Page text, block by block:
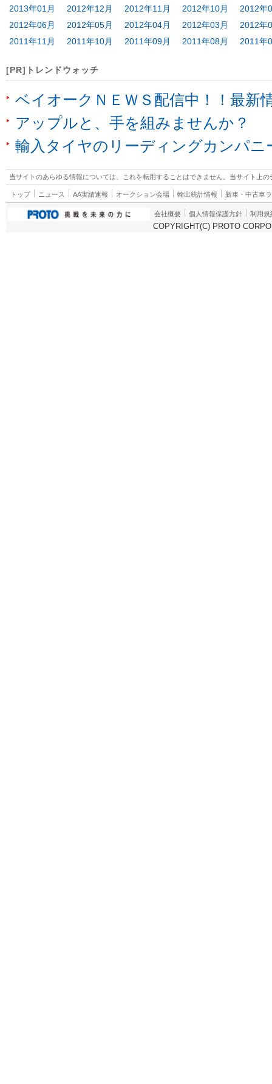
2013年01月
2012年12月 2012年11月 2012年10月
2012年
2012年06月
2012年05月 2012年04月 2012年03月
2012年
2011年11月
2011年10月 2011年09月 2011年08月 2011年
[PR]トレンドウォッチ
ベイオークＮＥＷＳ配信中！！最新
アップルと、手を組みませんか？
輸入タイヤのリーディングカンパニ
当サイトのあらゆる情報については、これを転用することはできません。当サイト上
トップ ニュース AA実績速報 オークション会場 輸出統計情報 新車・中古車
会社概要 個人情報保護方針 利用規
COPYRIGHT(C) PROTO